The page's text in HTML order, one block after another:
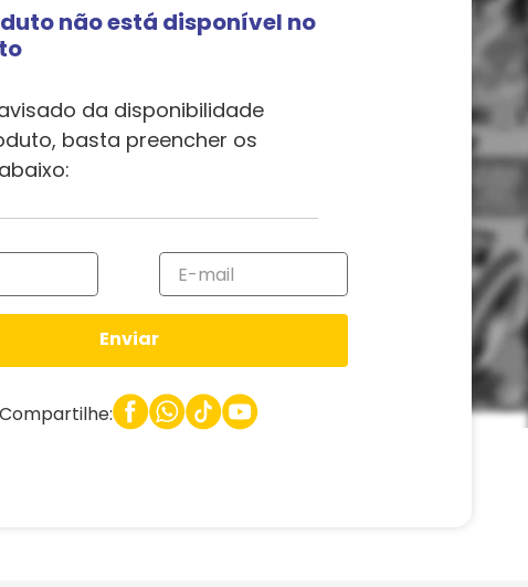
não está disponível no
da disponibilidade
basta preencher os
Enviar
Compartilhe: